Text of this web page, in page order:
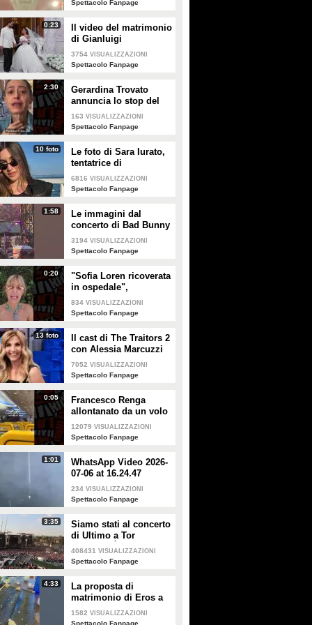
Spettacolo Fanpage
0:23
Il video del matrimonio
di Gianluigi
Donnarumma e Alessia
Elefante
3754 VISUALIZZAZIONI
Spettacolo Fanpage
2:30
Gerardina Trovato
annuncia lo stop del
tour per problemi di
salute
163 VISUALIZZAZIONI
Spettacolo Fanpage
10 foto
Le foto di Sara Iurato,
tentatrice di
Temptation Island 2026
6816 VISUALIZZAZIONI
Spettacolo Fanpage
1:58
Le immagini dal
concerto di Bad Bunny
a Milano
3194 VISUALIZZAZIONI
Spettacolo Fanpage
0:20
"Sofia Loren ricoverata
in ospedale",
Alessandra Mussolini
smentisce: "È serena e
834 VISUALIZZAZIONI
Spettacolo Fanpage
13 foto
Il cast di The Traitors 2
con Alessia Marcuzzi
7052 VISUALIZZAZIONI
Spettacolo Fanpage
0:05
Francesco Renga
allontanato da un volo
Ryanair dopo una
discussione con gli
12079 VISUALIZZAZIONI
Spettacolo Fanpage
1:01
WhatsApp Video 2026-
07-06 at 16.24.47
234 VISUALIZZAZIONI
Spettacolo Fanpage
3:35
Siamo stati al concerto
di Ultimo a Tor
Vergata: "È il giorno
che aspettavo, questa è
408431 VISUALIZZAZIONI
Spettacolo Fanpage
4:33
La proposta di
matrimonio di Eros a
Guendalina Canessa
1582 VISUALIZZAZIONI
Spettacolo Fanpage